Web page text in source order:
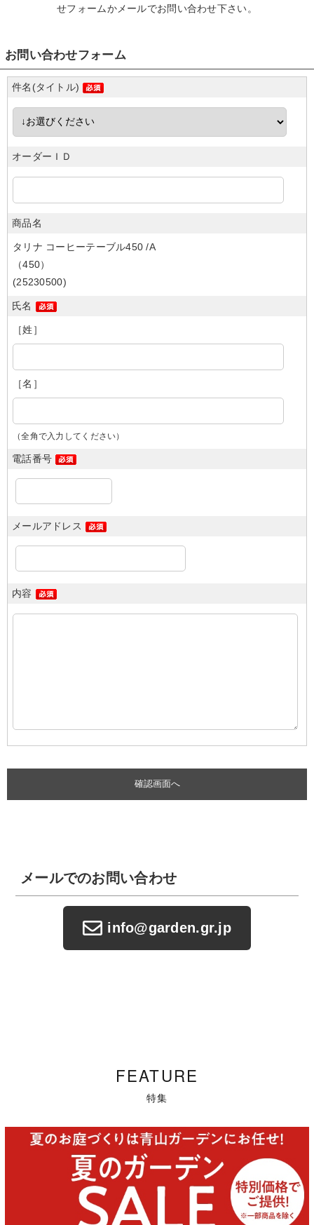
せフォームかメールでお問い合わせ下さい。
お問い合わせフォーム
件名(タイトル)
オーダーＩＤ
商品名
タリナ コーヒーテーブル450 /A
（450）
(25230500)
氏名
［姓］
［名］
（全角で入力してください）
電話番号
メールアドレス
内容
メールでのお問い合わせ
info@garden.gr.jp
FEATURE
特集